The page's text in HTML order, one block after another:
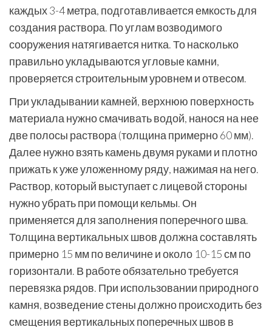
каждых 3-4 метра, подготавливается емкость для
создания раствора. По углам возводимого
сооружения натягивается нитка. То насколько
правильно укладываются угловые камни,
проверяется строительным уровнем и отвесом.
При укладывании камней, верхнюю поверхность
материала нужно смачивать водой, нанося на нее
две полосы раствора (толщина примерно 60 мм).
Далее нужно взять камень двумя руками и плотно
прижать к уже уложенному ряду, нажимая на него.
Раствор, который выступает с лицевой стороны
нужно убрать при помощи кельмы. Он
применяется для заполнения поперечного шва.
Толщина вертикальных швов должна составлять
примерно 15 мм по величине и около 10-15 см по
горизонтали. В работе обязательно требуется
перевязка рядов. При использовании природного
камня, возведение стены должно происходить без
смещения вертикальных поперечных швов в